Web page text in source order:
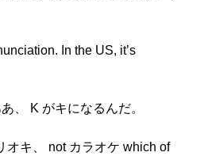
In the US, it’s
、 K がキになるんだ。
オキ、 not カラオケ which of